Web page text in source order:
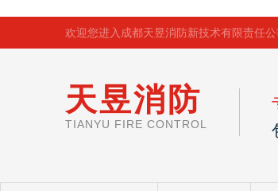
欢迎您进入成都天昱消防新技术有限责任公
天昱消防
TIANYU FIRE CONTROL